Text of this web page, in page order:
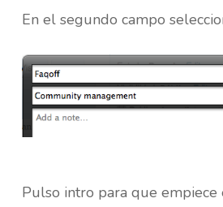
En el segundo campo
Pulso intro para que empiece